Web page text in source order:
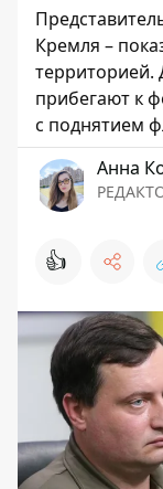
Кремля –
территорией.
прибегают к
с поднятием
Анна
👍